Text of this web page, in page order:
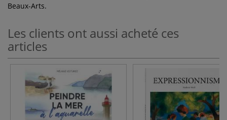
Beaux-Arts.
Les clients ont aussi acheté ces
articles